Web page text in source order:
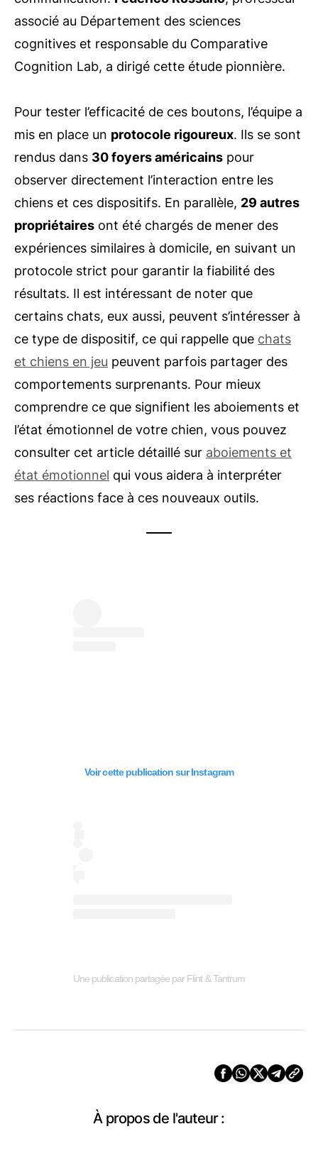
associé au Département des sciences
cognitives et responsable du Comparative
Cognition Lab, a dirigé cette étude pionnière.
Pour tester l’efficacité de ces boutons, l’équipe a
mis en place un protocole rigoureux. Ils se sont
rendus dans 30 foyers américains pour
observer directement l’interaction entre les
chiens et ces dispositifs. En parallèle, 29 autres
propriétaires ont été chargés de mener des
expériences similaires à domicile, en suivant un
protocole strict pour garantir la fiabilité des
résultats. Il est intéressant de noter que
certains chats, eux aussi, peuvent s’intéresser à
ce type de dispositif, ce qui rappelle que chats
et chiens en jeu peuvent parfois partager des
comportements surprenants. Pour mieux
comprendre ce que signifient les aboiements et
l’état émotionnel de votre chien, vous pouvez
consulter cet article détaillé sur aboiements et
état émotionnel qui vous aidera à interpréter
ses réactions face à ces nouveaux outils.
Voir cette publication sur Instagram
Une publication partagée par Flint & Tantrum
À propos de l'auteur :